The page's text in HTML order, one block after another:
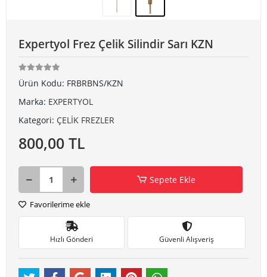
Expertyol Frez Çelik Silindir Sarı KZN
Ürün Kodu: FRBRBNS/KZN
Marka: EXPERTYOL
Kategori: ÇELİK FREZLER
800,00 TL
Sepete Ekle
Favorilerime ekle
Hızlı Gönderi Güvenli Alışveriş